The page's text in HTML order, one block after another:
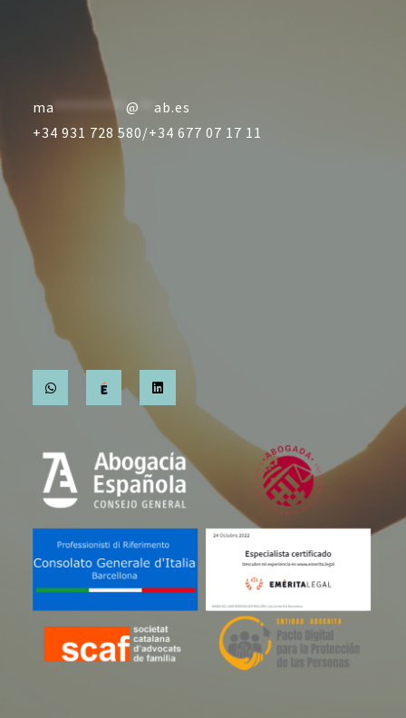
ma ********** @
ab.es
+34 931 728 580/+34 677 07 17 11